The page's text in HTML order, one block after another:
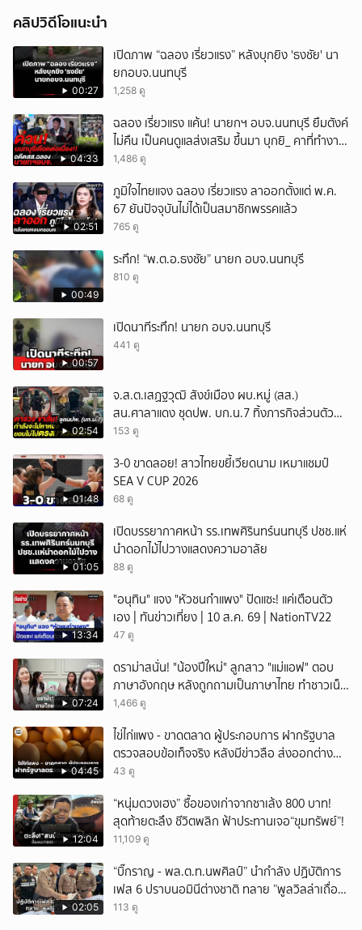
คลิปวิดีโอแนะนำ
00:27
เปิดภาพ “ฉลอง เรี่ยวแรง” หลังบุกยิง 'ธงชัย' นา
ยกอบจ.นนทบุรี
1,258 ดู
04:33
ฉลอง เรี่ยวแรง แค้น! นายกฯ อบจ.นนทบุรี ยืมตังค์
ไม่คืน เป็นคนดูแลส่งเสริม ขึ้นมา บุกยิ_ คาที่ทำงาน
(10ส.ค.69)
1,486 ดู
02:51
ภูมิใจไทยแจง ฉลอง เรี่ยวแรง ลาออกตั้งแต่ พ.ค.
67 ยันปัจจุบันไม่ได้เป็นสมาชิกพรรคแล้ว
765 ดู
00:49
ระทึก! “พ.ต.อ.ธงชัย” นายก อบจ.นนทบุรี
810 ดู
00:57
เปิดนาทีระทึก! นายก อบจ.นนทบุรี
441 ดู
02:54
จ.ส.ต.เสฏฐวุฒิ สังข์เมือง ผบ.หมู่ (สส.)
สน.ศาลาแดง ชุดปพ. บก.น.7 ทิ้งภารกิจส่วนตัว
มาช่วยโรงเรียน
153 ดู
01:48
3-0 ขาดลอย! สาวไทยขยี้เวียดนาม เหมาแชมป์
SEA V CUP 2026
68 ดู
01:05
เปิดบรรยากาศหน้า รร.เทพศิรินทร์นนทบุรี ปชช.แห่
นำดอกไม้ไปวางแสดงความอาลัย
88 ดู
13:34
"อนุทิน" แจง "หัวชนกำแพง" ปัดแซะ! แค่เตือนตัว
เอง | ทันข่าวเที่ยง | 10 ส.ค. 69 | NationTV22
47 ดู
07:24
ดราม่าสนั่น! "น้องปีใหม่" ลูกสาว "แม่แอฟ" ตอบ
ภาษาอังกฤษ หลังถูกถามเป็นภาษาไทย ทำชาวเน็ต
ถกสนั่น!
1,466 ดู
04:45
ไข่ไก่แพง - ขาดตลาด ผู้ประกอบการ ฝากรัฐบาล
ตรวจสอบข้อเท็จจริง หลังมีข่าวลือ ส่งออกต่าง
ประเทศ
43 ดู
12:04
“หนุ่มดวงเฮง” ซื้อของเก่าจากซาเล้ง 800 บาท!
สุดท้ายตะลึง ชีวิตพลิก ฟ้าประทานเจอ“ขุมทรัพย์”!
11,109 ดู
02:05
“บิ๊กราญ - พล.ต.ท.นพศิลป์” นำกำลัง ปฏิบัติการ
เฟส 6 ปราบนอมินีต่างชาติ ทลาย ”พูลวิลล่าเถื่อน“
หัวหิน
113 ดู